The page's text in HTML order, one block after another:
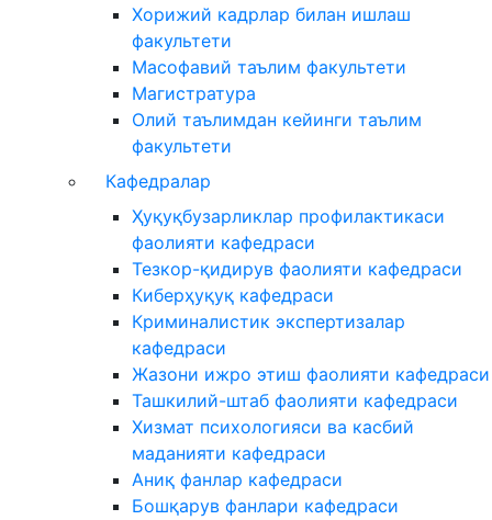
Хорижий кадрлар билан ишлаш
факультети
Масофавий таълим факультети
Магистратура
Олий таълимдан кейинги таълим
факультети
Кафедралар
Ҳуқуқбузарликлар профилактикаси
фаолияти кафедраси
Тезкор-қидирув фаолияти кафедраси
Киберҳуқуқ кафедраси
Криминалистик экспертизалар
кафедраси
Жазони ижро этиш фаолияти кафедраси
Ташкилий-штаб фаолияти кафедраси
Хизмат психологияси ва касбий
маданияти кафедраси
Аниқ фанлар кафедраси
Бошқарув фанлари кафедраси